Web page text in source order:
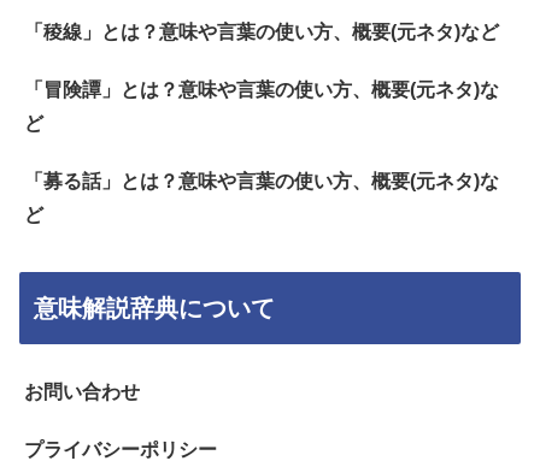
「稜線」とは？意味や言葉の使い方、概要(元ネタ)など
「冒険譚」とは？意味や言葉の使い方、概要(元ネタ)な
ど
「募る話」とは？意味や言葉の使い方、概要(元ネタ)な
ど
意味解説辞典について
お問い合わせ
プライバシーポリシー